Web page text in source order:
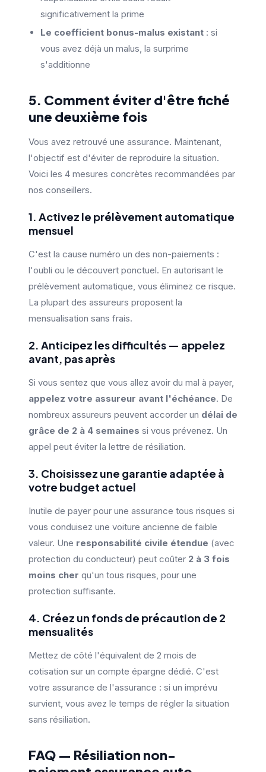
significativement la prime
Le coefficient bonus-malus existant : si
vous avez déjà un malus, la surprime
s'additionne
5. Comment éviter d'être fiché
une deuxième fois
Vous avez retrouvé une assurance. Maintenant,
l'objectif est d'éviter de reproduire la situation.
Voici les 4 mesures concrètes recommandées par
nos conseillers.
1. Activez le prélèvement automatique
mensuel
C'est la cause numéro un des non-paiements :
l'oubli ou le découvert ponctuel. En autorisant le
prélèvement automatique, vous éliminez ce risque.
La plupart des assureurs proposent la
mensualisation sans frais.
2. Anticipez les difficultés — appelez
avant, pas après
Si vous sentez que vous allez avoir du mal à payer,
appelez votre assureur avant l'échéance. De
nombreux assureurs peuvent accorder un délai de
grâce de 2 à 4 semaines si vous prévenez. Un
appel peut éviter la lettre de résiliation.
3. Choisissez une garantie adaptée à
votre budget actuel
Inutile de payer pour une assurance tous risques si
vous conduisez une voiture ancienne de faible
valeur. Une responsabilité civile étendue (avec
protection du conducteur) peut coûter 2 à 3 fois
moins cher qu'un tous risques, pour une
protection suffisante.
4. Créez un fonds de précaution de 2
mensualités
Mettez de côté l'équivalent de 2 mois de
cotisation sur un compte épargne dédié. C'est
votre assurance de l'assurance : si un imprévu
survient, vous avez le temps de régler la situation
sans résiliation.
FAQ — Résiliation non-